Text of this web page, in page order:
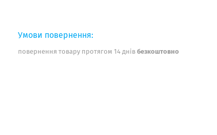
повернення товару протягом 14 днів безкоштовно